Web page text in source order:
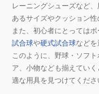
レーニングシューズなど
あるサイズやクッション性
また、初心者にとっては
試合球や硬式試合球などを
このように、野球・ソフ
ア、小物なども揃えてい
適な用具を見つけてくださ